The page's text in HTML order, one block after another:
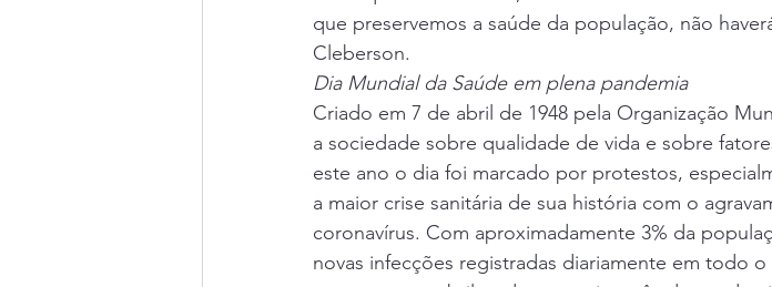
que preservemos a saúde da população, não
Cleberson.
Dia Mundial da Saúde em plena pandemia
Criado em 7 de abril de 1948 pela Organização
a sociedade sobre qualidade de vida e sobre
este ano o dia foi marcado por protestos,
a maior crise sanitária de sua história com o
coronavírus. Com aproximadamente 3% da
novas infecções registradas diariamente em todo